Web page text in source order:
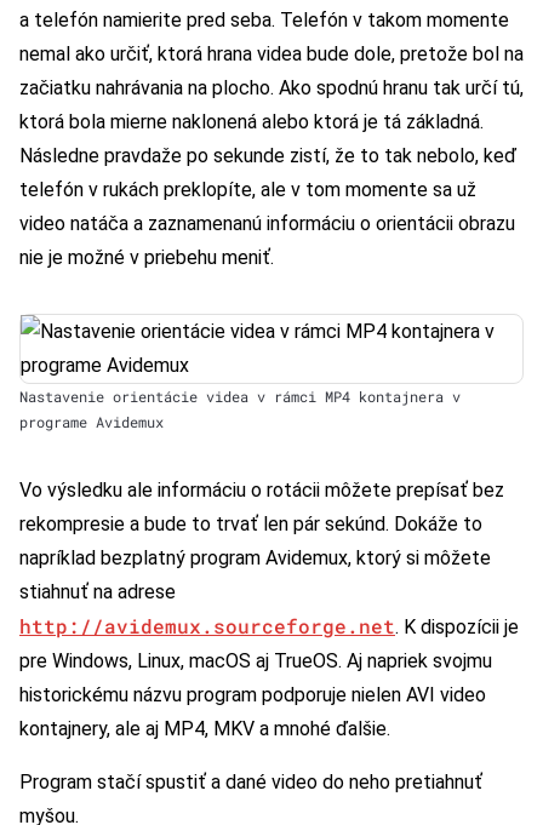
a telefón namierite pred seba. Telefón v takom momente
nemal ako určiť, ktorá hrana videa bude dole, pretože bol na
začiatku nahrávania na plocho. Ako spodnú hranu tak určí tú,
ktorá bola mierne naklonená alebo ktorá je tá základná.
Následne pravdaže po sekunde zistí, že to tak nebolo, keď
telefón v rukách preklopíte, ale v tom momente sa už
video natáča a zaznamenanú informáciu o orientácii obrazu
nie je možné v priebehu meniť.
Nastavenie orientácie videa v rámci MP4 kontajnera v
programe Avidemux
Vo výsledku ale informáciu o rotácii môžete prepísať bez
rekompresie a bude to trvať len pár sekúnd. Dokáže to
napríklad bezplatný program Avidemux, ktorý si môžete
stiahnuť na adrese
http://avidemux.sourceforge.net. K dispozícii je
pre Windows, Linux, macOS aj TrueOS. Aj napriek svojmu
historickému názvu program podporuje nielen AVI video
kontajnery, ale aj MP4, MKV a mnohé ďalšie.
Program stačí spustiť a dané video do neho pretiahnuť
myšou.